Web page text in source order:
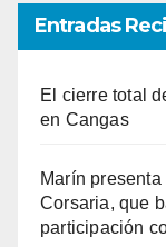
Entradas
El cierre total
en Cangas
Marín
Corsaria, que
participación